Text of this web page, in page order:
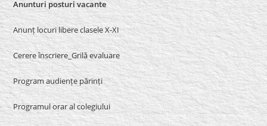
Anunturi posturi vacante
Anunț locuri libere clasele X-XI
Cerere înscriere_Grilă evaluare
Program audiențe părinți
Programul orar al colegiului